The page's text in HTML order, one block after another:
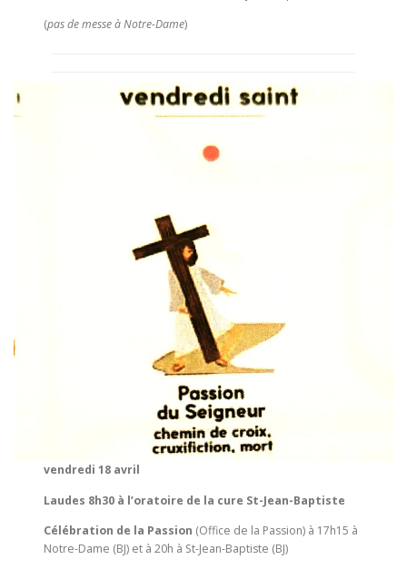
(pas de messe à Notre-Dame)
vendredi 18 avril
Laudes 8h30 à l’oratoire de la cure St-Jean-Baptiste
Célébration de la Passion (Office de la Passion) à 17h15 à
Notre-Dame (BJ) et à 20h à St-Jean-Baptiste (BJ)